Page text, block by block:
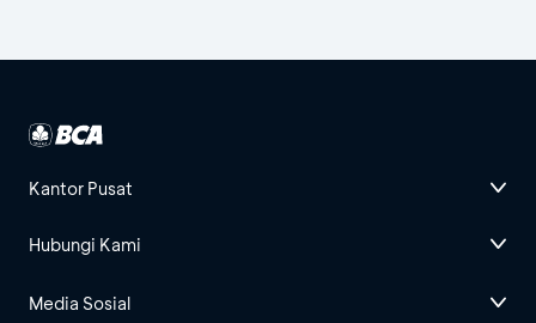
Kantor Pusat
Hubungi Kami
Media Sosial